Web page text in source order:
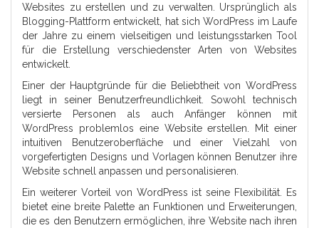
Websites zu erstellen und zu verwalten. Ursprünglich als
Blogging-Plattform entwickelt, hat sich WordPress im Laufe
der Jahre zu einem vielseitigen und leistungsstarken Tool
für die Erstellung verschiedenster Arten von Websites
entwickelt.
Einer der Hauptgründe für die Beliebtheit von WordPress
liegt in seiner Benutzerfreundlichkeit. Sowohl technisch
versierte Personen als auch Anfänger können mit
WordPress problemlos eine Website erstellen. Mit einer
intuitiven Benutzeroberfläche und einer Vielzahl von
vorgefertigten Designs und Vorlagen können Benutzer ihre
Website schnell anpassen und personalisieren.
Ein weiterer Vorteil von WordPress ist seine Flexibilität. Es
bietet eine breite Palette an Funktionen und Erweiterungen,
die es den Benutzern ermöglichen, ihre Website nach ihren